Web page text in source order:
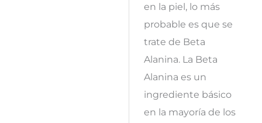
en la piel, lo más
probable es que se
trate de Beta
Alanina. La Beta
Alanina es un
ingrediente básico
en la mayoría de los